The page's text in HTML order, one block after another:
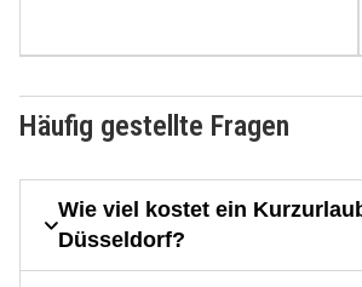
Häufig gestellte Fragen
Wie viel kostet ein
Düsseldorf?